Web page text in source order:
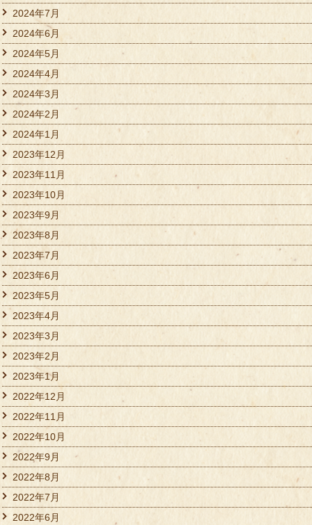
2024年7月
2024年6月
2024年5月
2024年4月
2024年3月
2024年2月
2024年1月
2023年12月
2023年11月
2023年10月
2023年9月
2023年8月
2023年7月
2023年6月
2023年5月
2023年4月
2023年3月
2023年2月
2023年1月
2022年12月
2022年11月
2022年10月
2022年9月
2022年8月
2022年7月
2022年6月